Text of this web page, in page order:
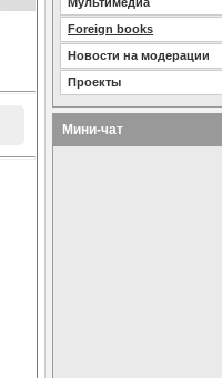
Foreign books
Новости на модерации
Проекты
Мини-чат